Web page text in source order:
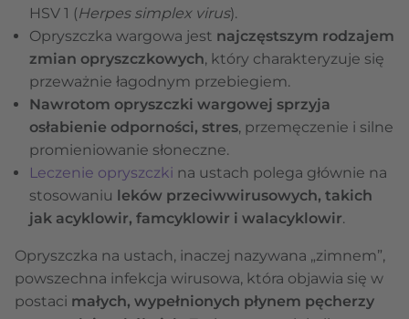
HSV 1 (Herpes simplex virus).
Opryszczka wargowa jest najczęstszym rodzajem
zmian opryszczkowych, który charakteryzuje się
przeważnie łagodnym przebiegiem.
Nawrotom opryszczki wargowej sprzyja
osłabienie odporności, stres, przemęczenie i silne
promieniowanie słoneczne.
Leczenie opryszczki na ustach polega głównie na
stosowaniu leków przeciwwirusowych, takich
jak acyklowir, famcyklowir i walacyklowir.
Opryszczka na ustach, inaczej nazywana „zimnem”,
powszechna infekcja wirusowa, która objawia się w
postaci małych, wypełnionych płynem pęcherzy